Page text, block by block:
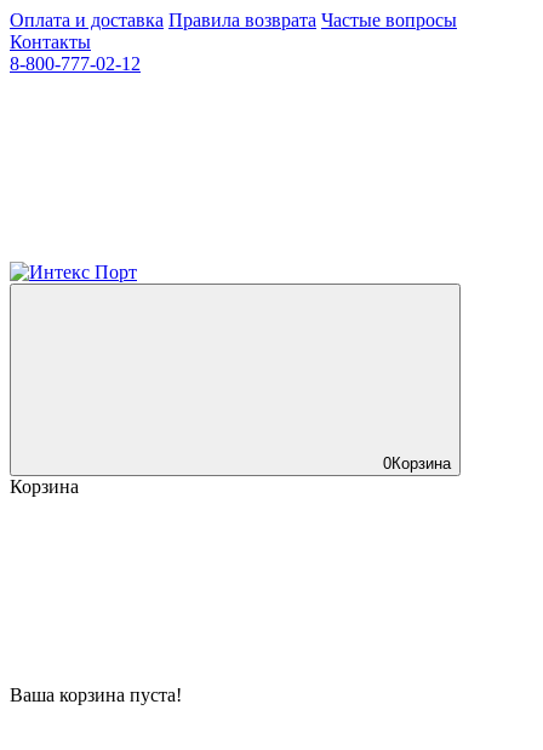
Оплата и доставка Правила возврата Частые вопросы
Контакты
8-800-777-02-12
0Корзина
Корзина
Ваша корзина пуста!